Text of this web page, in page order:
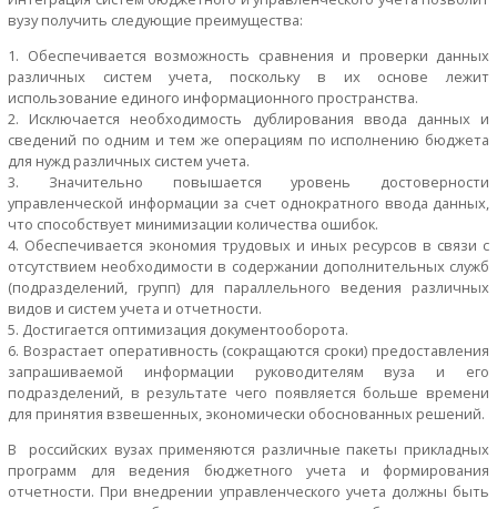
вузу получить следующие преимущества:
Обеспечивается возможность сравнения и проверки данных
различных систем учета, поскольку в их основе лежит
использование единого информационного пространства.
Исключается необходимость дублирования ввода данных и
сведений по одним и тем же операциям по исполнению бюджета
для нужд различных систем учета.
Значительно повышается уровень достоверности
управленческой информации за счет однократного ввода данных,
что способствует минимизации количества ошибок.
Обеспечивается экономия трудовых и иных ресурсов в связи с
отсутствием необходимости в содержании дополнительных служб
(подразделений, групп) для параллельного ведения различных
видов и систем учета и отчетности.
Достигается оптимизация документооборота.
Возрастает оперативность (сокращаются сроки) предоставления
запрашиваемой информации руководителям вуза и его
подразделений, в результате чего появляется больше времени
для принятия взвешенных, экономически обоснованных решений.
В российских вузах применяются различные пакеты прикладных
программ для ведения бюджетного учета и формирования
отчетности. При внедрении управленческого учета должны быть